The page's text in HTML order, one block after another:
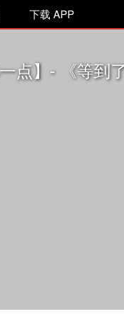
下载 APP
点】- 《等到